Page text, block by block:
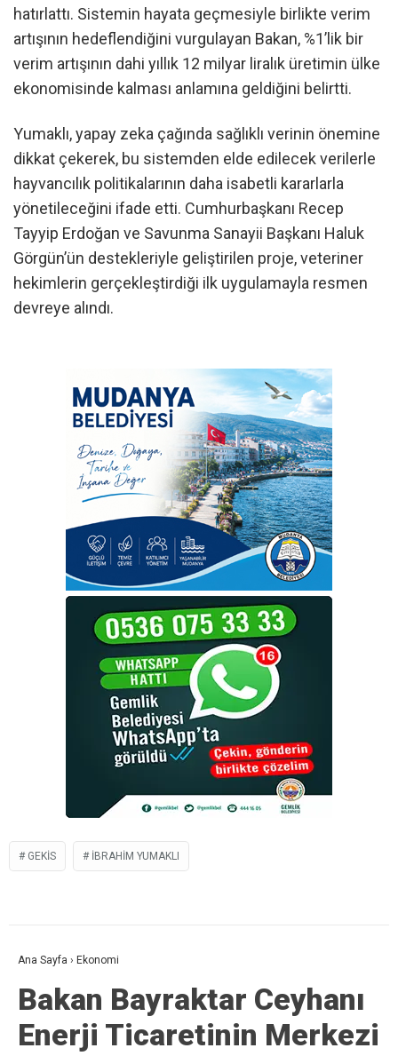
hatırlattı. Sistemin hayata geçmesiyle birlikte verim
artışının hedeflendiğini vurgulayan Bakan, %1’lik bir
verim artışının dahi yıllık 12 milyar liralık üretimin ülke
ekonomisinde kalması anlamına geldiğini belirtti.
Yumaklı, yapay zeka çağında sağlıklı verinin önemine
dikkat çekerek, bu sistemden elde edilecek verilerle
hayvancılık politikalarının daha isabetli kararlarla
yönetileceğini ifade etti. Cumhurbaşkanı Recep
Tayyip Erdoğan ve Savunma Sanayii Başkanı Haluk
Görgün’ün destekleriyle geliştirilen proje, veteriner
hekimlerin gerçekleştirdiği ilk uygulamayla resmen
devreye alındı.
GEKİS IBRAHIM YUMAKLI
Ana Sayfa › Ekonomi
Bakan Bayraktar Ceyhanı
Enerji Ticaretinin Merkezi